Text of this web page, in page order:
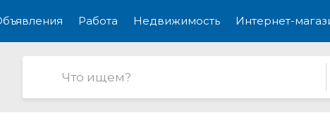
Работа Недвижимость Интернет-